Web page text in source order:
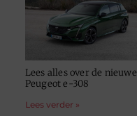
Lees alles over de nieuwe
Peugeot e-308
Lees verder »